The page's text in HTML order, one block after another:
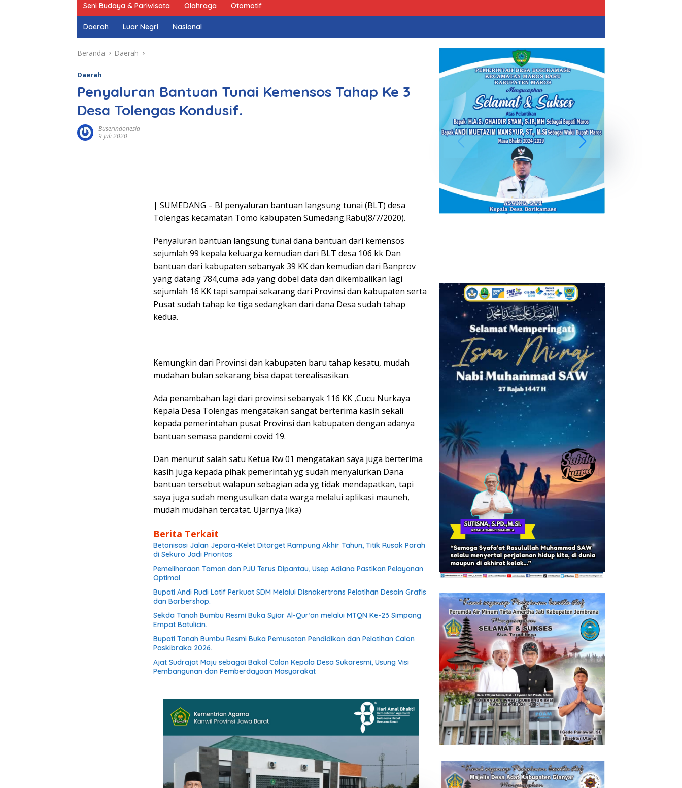
Seni Budaya & Pariwisata Olahraga Otomotif
Daerah Luar Negri Nasional
Beranda Daerah
Daerah
Penyaluran Bantuan Tunai Kemensos Tahap Ke 3
Desa Tolengas Kondusif.
Buserindonesia
9 Juli 2020
| SUMEDANG – BI penyaluran bantuan langsung tunai (BLT) desa
Tolengas kecamatan Tomo kabupaten Sumedang.Rabu(8/7/2020).
Penyaluran bantuan langsung tunai dana bantuan dari kemensos
sejumlah 99 kepala keluarga kemudian dari BLT desa 106 kk Dan
bantuan dari kabupaten sebanyak 39 KK dan kemudian dari Banprov
yang datang 784,cuma ada yang dobel data dan dikembalikan lagi
sejumlah 16 KK tapi sampai sekarang dari Provinsi dan kabupaten serta
Pusat sudah tahap ke tiga sedangkan dari dana Desa sudah tahap
kedua.
Kemungkin dari Provinsi dan kabupaten baru tahap kesatu, mudah
mudahan bulan sekarang bisa dapat terealisasikan.
Ada penambahan lagi dari provinsi sebanyak 116 KK ,Cucu Nurkaya
Kepala Desa Tolengas mengatakan sangat berterima kasih sekali
kepada pemerintahan pusat Provinsi dan kabupaten dengan adanya
bantuan semasa pandemi covid 19.
Dan menurut salah satu Ketua Rw 01 mengatakan saya juga berterima
kasih juga kepada pihak pemerintah yg sudah menyalurkan Dana
bantuan tersebut walapun sebagian ada yg tidak mendapatkan, tapi
saya juga sudah mengusulkan data warga melalui aplikasi mauneh,
mudah mudahan tercatat. Ujarnya (ika)
Berita Terkait
Betonisasi Jalan Jepara-Kelet Ditarget Rampung Akhir Tahun, Titik Rusak Parah
di Sekuro Jadi Prioritas
Pemeliharaan Taman dan PJU Terus Dipantau, Usep Adiana Pastikan Pelayanan
Optimal
Bupati Andi Rudi Latif Perkuat SDM Melalui Disnakertrans Pelatihan Desain Grafis
dan Barbershop.
Sekda Tanah Bumbu Resmi Buka Syiar Al-Qur’an melalui MTQN Ke-23 Simpang
Empat Batulicin.
Bupati Tanah Bumbu Resmi Buka Pemusatan Pendidikan dan Pelatihan Calon
Paskibraka 2026.
Ajat Sudrajat Maju sebagai Bakal Calon Kepala Desa Sukaresmi, Usung Visi
Pembangunan dan Pemberdayaan Masyarakat